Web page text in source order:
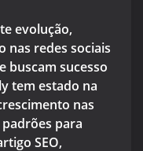
evolução,
nas redes sociais
buscam sucesso
tem estado na
nas
para
SEO,